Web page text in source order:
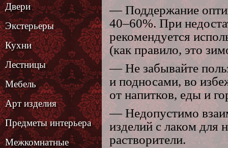
Двери
Экстерьеры
Кухни
Лестницы
Мебель
Арт изделия
Предметы интерьера
Межкомнатные
— Поддержание
40–60%. При
рекомендуется
(как правило, это
— Не забывайте
и подносами, во
от напитков, еды и
— Недопустимо
изделий с лаком для
растворители.